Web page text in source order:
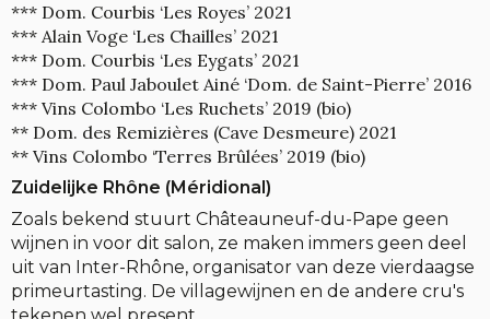
*** Dom. Courbis ‘Les Royes’ 2021
*** Alain Voge ‘Les Chailles’ 2021
*** Dom. Courbis ‘Les Eygats’ 2021
*** Dom. Paul Jaboulet Ainé ‘Dom. de Saint-Pierre’ 2016
*** Vins Colombo ‘Les Ruchets’ 2019 (bio)
** Dom. des Remizières (Cave Desmeure) 2021
** Vins Colombo ‘Terres Brûlées’ 2019 (bio)
Zuidelijke Rhône (Méridional)
Zoals bekend stuurt Châteauneuf-du-Pape geen
wijnen in voor dit salon, ze maken immers geen deel
uit van Inter-Rhône, organisator van deze vierdaagse
primeurtasting. De villagewijnen en de andere cru's